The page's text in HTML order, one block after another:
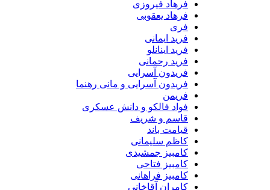
فرهاد فیروزی
فرهاد یعقوبی
فرید ایمانی
فرید اینانلو
فرید رحمانی
فریدون آسرایی
فریدون آسرایی و مانی رهنما
فواد فالکو و دانش عسکری
قاسم و شریف
قیامت باند
کاظم سلیمانی
کامبیز جمشیدی
کامبیز فتاحی
کامبیز فراهانی
کامران آقاخانی